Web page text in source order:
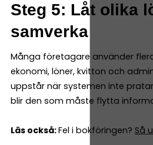
Steg 5: Låt olika
samverka
Många företagare använder
ekonomi, löner, kvitton och
uppstår när systemen inte
blir den som måste flytta
Läs också:Fel i bokföringen? Så